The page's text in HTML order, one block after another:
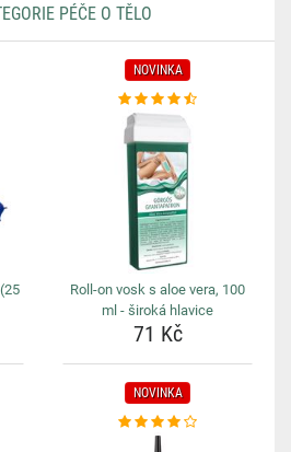
PÉČE O TĚLO
NOVINKA
Roll-on vosk s aloe vera, 100
ml - široká hlavice
71 Kč
NOVINKA